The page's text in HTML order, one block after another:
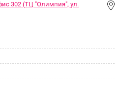
302 (ТЦ "Олимпия", ул.